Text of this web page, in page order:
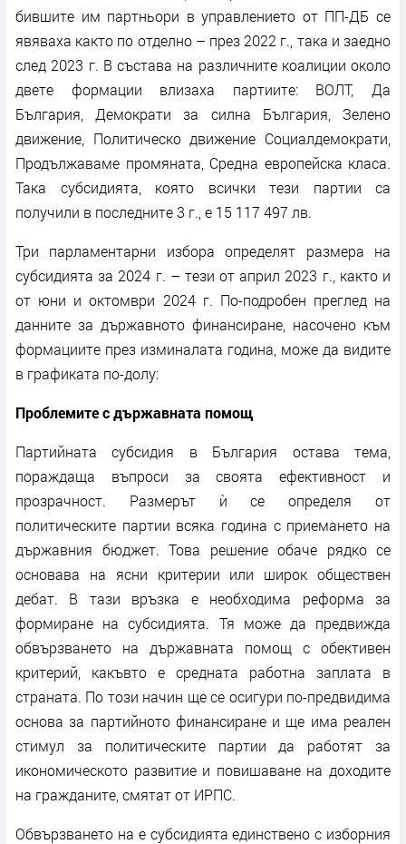
бившите им партньори в управлението от ПП-ДБ се
явяваха както по отделно – през 2022 г., така и заедно
след 2023 г. В състава на различните коалиции около
двете формации влизаха партиите: ВОЛТ, Да
България, Демократи за силна България, Зелено
движение, Политическо движение Социалдемократи,
Продължаваме промяната, Средна европейска класа.
Така субсидията, която всички тези партии са
получили в последните 3 г., е 15 117 497 лв.
Три парламентарни избора определят размера на
субсидията за 2024 г. – тези от април 2023 г., както и
от юни и октомври 2024 г. По-подробен преглед на
данните за държавното финансиране, насочено към
формациите през изминалата година, може да видите
в графиката по-долу:
Проблемите с държавната помощ
Партийната субсидия в България остава тема,
пораждаща въпроси за своята ефективност и
прозрачност. Размерът ѝ се определя от
политическите партии всяка година с приемането на
държавния бюджет. Това решение обаче рядко се
основава на ясни критерии или широк обществен
дебат. В тази връзка е необходима реформа за
формиране на субсидията. Тя може да предвижда
обвързването на държавната помощ с обективен
критерий, какъвто е средната работна заплата в
страната. По този начин ще се осигури по-предвидима
основа за партийното финансиране и ще има реален
стимул за политическите партии да работят за
икономическото развитие и повишаване на доходите
на гражданите, смятат от ИРПС.
Обвързването на е субсидията единствено с изборния